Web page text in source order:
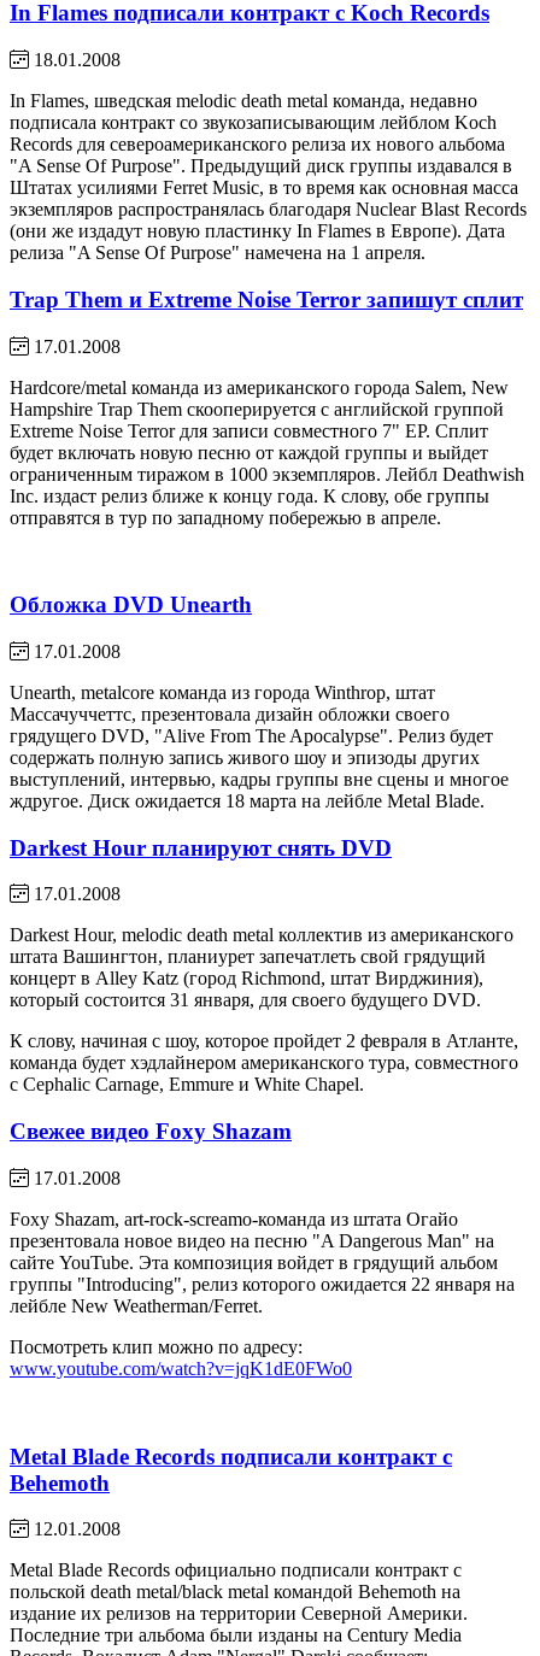
In Flames подписали контракт с Koch Records
18.01.2008
In Flames, шведская melodic death metal команда, недавно
подписала контракт со звукозаписывающим лейблом Koch
Records для североамериканского релиза их нового альбома
"A Sense Of Purpose". Предыдущий диск группы издавался в
Штатах усилиями Ferret Music, в то время как основная масса
экземпляров распространялась благодаря Nuclear Blast Records
(они же издадут новую пластинку In Flames в Европе). Дата
релиза "A Sense Of Purpose" намечена на 1 апреля.
Trap Them и Extreme Noise Terror запишут сплит
17.01.2008
Hardcore/metal команда из американского города Salem, New
Hampshire Trap Them скооперируется с английской группой
Extreme Noise Terror для записи совместного 7" EP. Сплит
будет включать новую песню от каждой группы и выйдет
ограниченным тиражом в 1000 экземпляров. Лейбл Deathwish
Inc. издаст релиз ближе к концу года. К слову, обе группы
отправятся в тур по западному побережью в апреле.
Обложка DVD Unearth
17.01.2008
Unearth, metalcore команда из города Winthrop, штат
Массачуччеттс, презентовала дизайн обложки своего
грядущего DVD, "Alive From The Apocalypse". Релиз будет
содержать полную запись живого шоу и эпизоды других
выступлений, интервью, кадры группы вне сцены и многое
ждругое. Диск ожидается 18 марта на лейбле Metal Blade.
Darkest Hour планируют снять DVD
17.01.2008
Darkest Hour, melodic death metal коллектив из американского
штата Вашингтон, планиурет запечатлеть свой грядущий
концерт в Alley Katz (город Richmond, штат Вирджиния),
который состоится 31 января, для своего будущего DVD.
К слову, начиная с шоу, которое пройдет 2 февраля в Атланте,
команда будет хэдлайнером американского тура, совместного
с Cephalic Carnage, Emmure и White Chapel.
Свежее видео Foxy Shazam
17.01.2008
Foxy Shazam, art-rock-screamo-команда из штата Огайо
презентовала новое видео на песню "A Dangerous Man" на
сайте YouTube. Эта композиция войдет в грядущий альбом
группы "Introducing", релиз которого ожидается 22 января на
лейбле New Weatherman/Ferret.
Посмотреть клип можно по адресу:
www.youtube.com/watch?v=jqK1dE0FWo0
Metal Blade Records подписали контракт с
Behemoth
12.01.2008
Metal Blade Records официально подписали контракт с
польской death metal/black metal командой Behemoth на
издание их релизов на территории Северной Америки.
Последние три альбома были изданы на Century Media